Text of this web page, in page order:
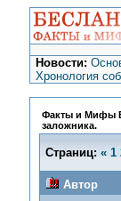
Новости:
Хронология
Факты и Мифы
заложника.
Страниц: « 1
Автор